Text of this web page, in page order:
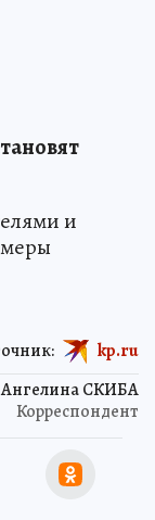
и
Ангелина СКИБА
Корреспондент
kp.ru